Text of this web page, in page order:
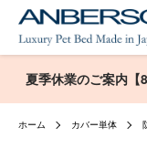
夏季休業のご案内【
ホーム カバー単体